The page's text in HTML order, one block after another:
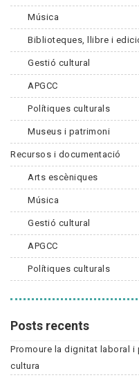
Música
Biblioteques, llibre i
Gestió cultural
APGCC
Polítiques culturals
Museus i patrimoni
Recursos i documentació
Arts escèniques
Música
Gestió cultural
APGCC
Polítiques culturals
Posts recents
Promoure la dignitat laboral
cultura